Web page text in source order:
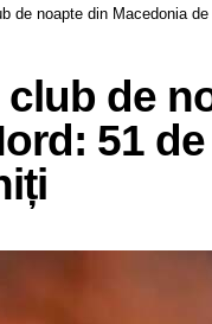
de noapte din Macedonia
de
51